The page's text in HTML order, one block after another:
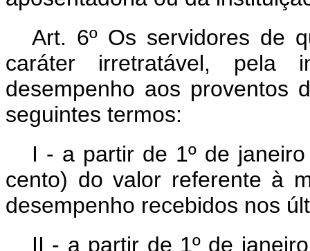
Art. 6º Os servidores de
caráter irretratável, pela
desempenho aos proventos
seguintes termos:
I - a partir de 1º de
cento) do valor referente à
desempenho recebidos nos
II - a partir de 1º de